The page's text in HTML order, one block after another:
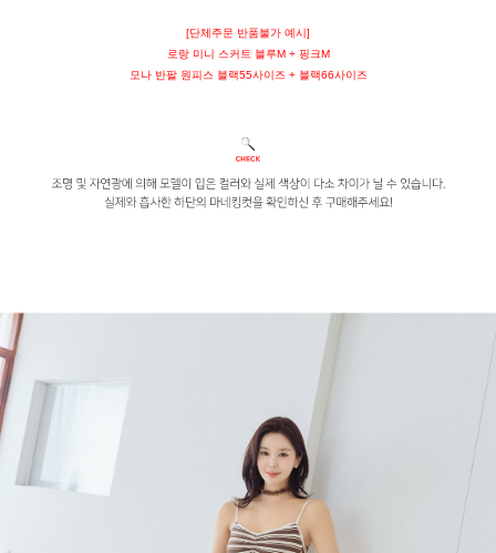
[단체주문 반품불가 예시]
로랑 미니 스커트 블루M + 핑크M
모나 반팔 원피스 블랙55사이즈 + 블랙66사이즈